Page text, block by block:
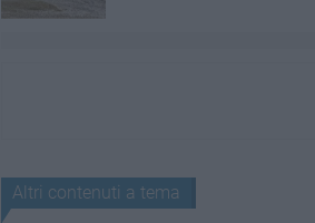
Altri contenuti a tema